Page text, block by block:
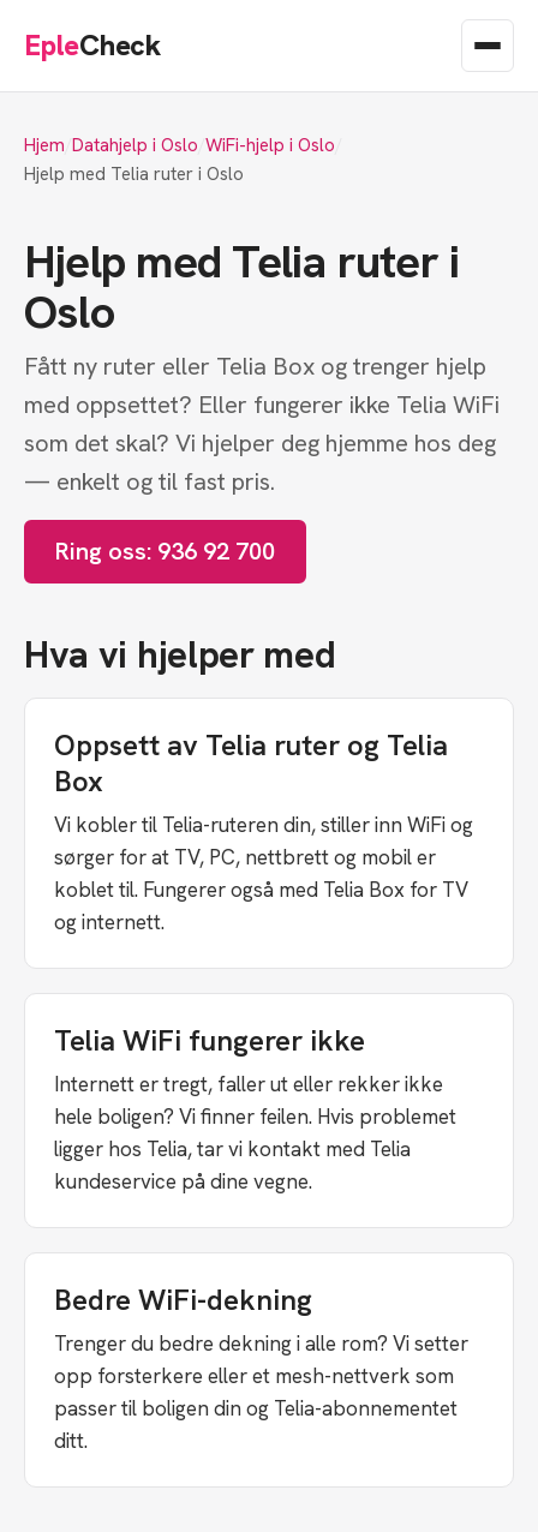
EpleCheck
Hjem Datahjelp i Oslo WiFi-hjelp i Oslo
Hjelp med Telia ruter i Oslo
Hjelp med Telia ruter i
Oslo
Fått ny ruter eller Telia Box og trenger hjelp
med oppsettet? Eller fungerer ikke Telia WiFi
som det skal? Vi hjelper deg hjemme hos deg
— enkelt og til fast pris.
Ring oss: 936 92 700
Hva vi hjelper med
Oppsett av Telia ruter og Telia
Box
Vi kobler til Telia-ruteren din, stiller inn WiFi og
sørger for at TV, PC, nettbrett og mobil er
koblet til. Fungerer også med Telia Box for TV
og internett.
Telia WiFi fungerer ikke
Internett er tregt, faller ut eller rekker ikke
hele boligen? Vi finner feilen. Hvis problemet
ligger hos Telia, tar vi kontakt med Telia
kundeservice på dine vegne.
Bedre WiFi-dekning
Trenger du bedre dekning i alle rom? Vi setter
opp forsterkere eller et mesh-nettverk som
passer til boligen din og Telia-abonnementet
ditt.